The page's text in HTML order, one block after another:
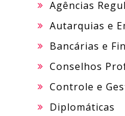
Agências
Autarquias e
Bancárias e
Conselhos
Controle e
Diplomáticas